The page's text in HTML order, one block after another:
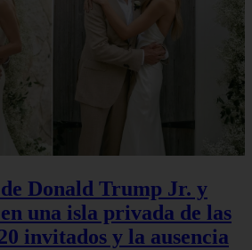
Donald Trump Jr. y
una isla privada de las
invitados y la ausencia